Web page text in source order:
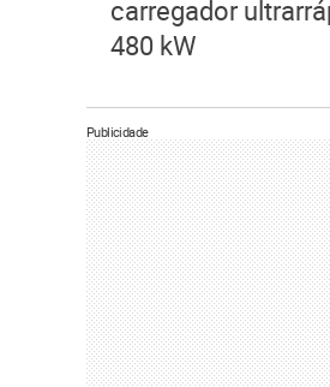
carregador
480 kW
Publicidade